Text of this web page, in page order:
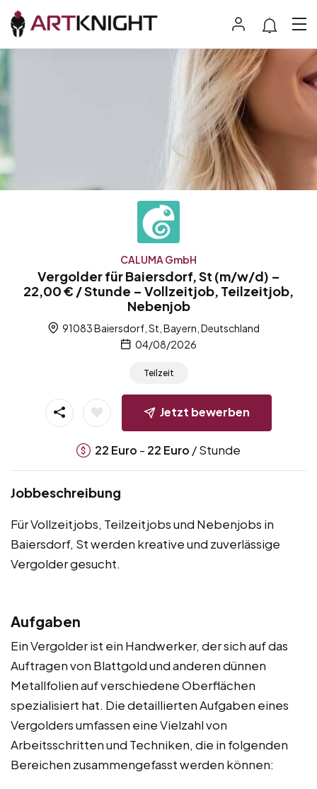
CALUMA GmbH
Vergolder für Baiersdorf, St (m/w/d) –
22,00 € / Stunde – Vollzeitjob, Teilzeitjob,
Nebenjob
91083 Baiersdorf, St, Bayern, Deutschland
04/08/2026
Teilzeit
Jetzt bewerben
22 Euro - 22 Euro / Stunde
Jobbeschreibung
Für Vollzeitjobs, Teilzeitjobs und Nebenjobs in
Baiersdorf, St werden kreative und zuverlässige
Vergolder gesucht.
Aufgaben
Ein Vergolder ist ein Handwerker, der sich auf das
Auftragen von Blattgold und anderen dünnen
Metallfolien auf verschiedene Oberflächen
spezialisiert hat. Die detaillierten Aufgaben eines
Vergolders umfassen eine Vielzahl von
Arbeitsschritten und Techniken, die in folgenden
Bereichen zusammengefasst werden können: